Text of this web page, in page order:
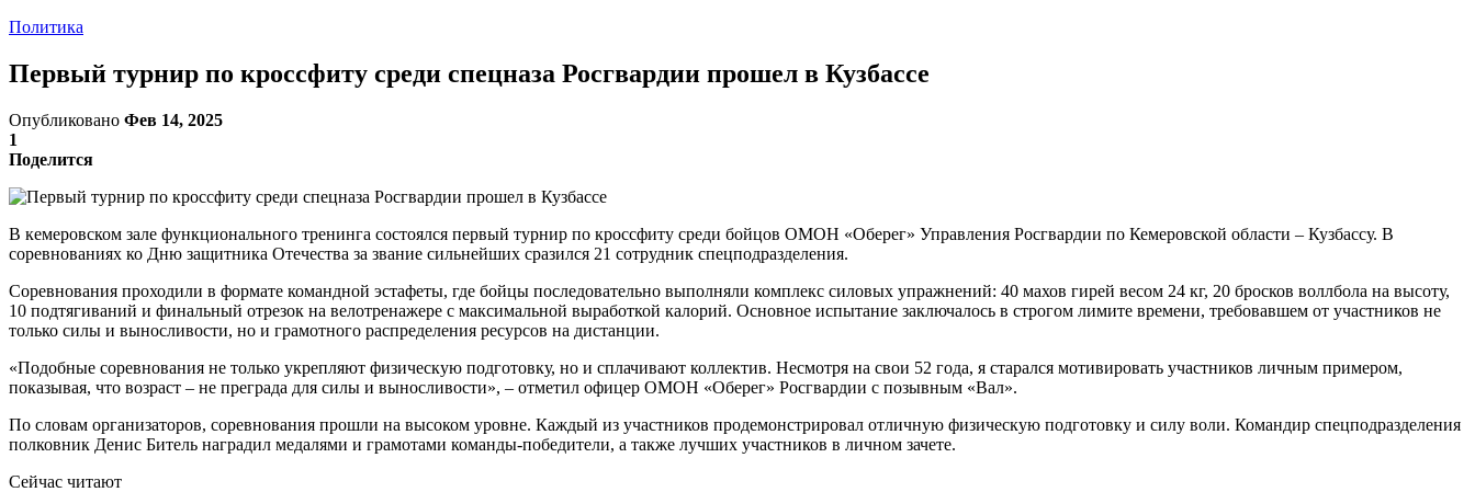
Политика
Первый турнир по кроссфиту среди спецназа Росгвардии прошел в Кузбассе
Опубликовано Фев 14, 2025
1
Поделится
В кемеровском зале функционального тренинга состоялся первый турнир по кроссфиту среди бойцов ОМОН «Оберег» Управления Росгвардии по Кемеровской области – Кузбассу. В
соревнованиях ко Дню защитника Отечества за звание сильнейших сразился 21 сотрудник спецподразделения.
Соревнования проходили в формате командной эстафеты, где бойцы последовательно выполняли комплекс силовых упражнений: 40 махов гирей весом 24 кг, 20 бросков воллбола на высоту,
10 подтягиваний и финальный отрезок на велотренажере с максимальной выработкой калорий. Основное испытание заключалось в строгом лимите времени, требовавшем от участников не
только силы и выносливости, но и грамотного распределения ресурсов на дистанции.
«Подобные соревнования не только укрепляют физическую подготовку, но и сплачивают коллектив. Несмотря на свои 52 года, я старался мотивировать участников личным примером,
показывая, что возраст – не преграда для силы и выносливости», – отметил офицер ОМОН «Оберег» Росгвардии с позывным «Вал».
По словам организаторов, соревнования прошли на высоком уровне. Каждый из участников продемонстрировал отличную физическую подготовку и силу воли. Командир спецподразделения
полковник Денис Битель наградил медалями и грамотами команды-победители, а также лучших участников в личном зачете.
Сейчас читают